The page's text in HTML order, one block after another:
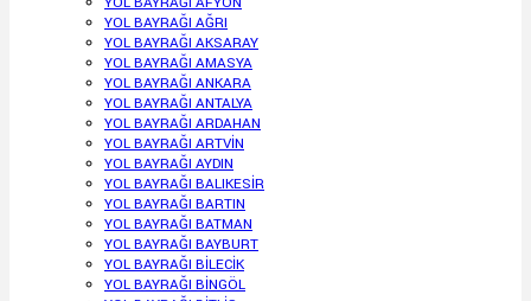
YOL BAYRAĞI AĞRI
YOL BAYRAĞI AKSARAY
YOL BAYRAĞI AMASYA
YOL BAYRAĞI ANKARA
YOL BAYRAĞI ANTALYA
YOL BAYRAĞI ARDAHAN
YOL BAYRAĞI ARTVİN
YOL BAYRAĞI AYDIN
YOL BAYRAĞI BALIKESİR
YOL BAYRAĞI BARTIN
YOL BAYRAĞI BATMAN
YOL BAYRAĞI BAYBURT
YOL BAYRAĞI BİLECİK
YOL BAYRAĞI BİNGÖL